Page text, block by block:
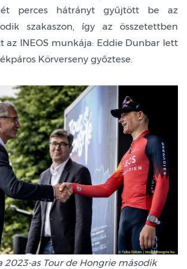
perces hátrányt gyűjtött be az
szakaszon, így az összetettben
az INEOS munkája: Eddie Dunbar lett
Körverseny győztese.
2023-as Tour de Hongrie második